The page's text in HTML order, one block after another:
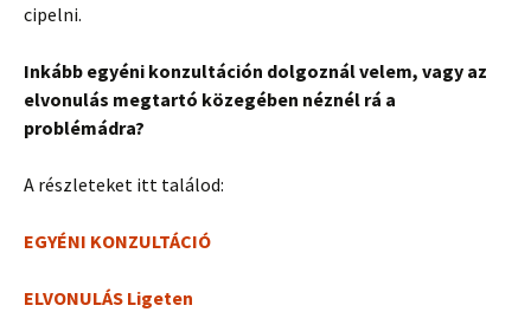
cipelni.
Inkább egyéni konzultáción dolgoznál velem, vagy az
elvonulás megtartó közegében néznél rá a
problémádra?
A részleteket itt találod:
EGYÉNI KONZULTÁCIÓ
ELVONULÁS Ligeten